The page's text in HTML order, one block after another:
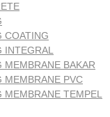
COATING
INTEGRAL
MEMBRANE BAKAR
MEMBRANE PVC
TEMPEL